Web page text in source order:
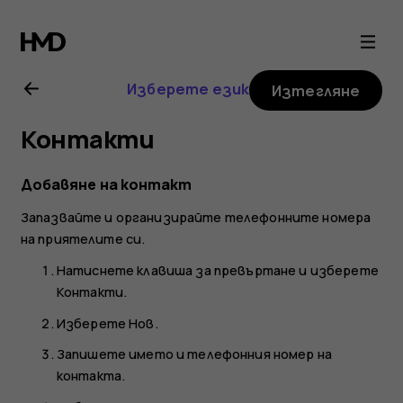
Ръководство
на
потребителя
за
Nokia
8000
4G
Изберете език Изтегляне
Контакти
Добавяне на контакт
Запазвайте и организирайте телефонните номера
на приятелите си.
Натиснете клавиша за превъртане и изберете
Контакти.
ИзберетеНов .
Запишете името и телефонния номер на
контакта.